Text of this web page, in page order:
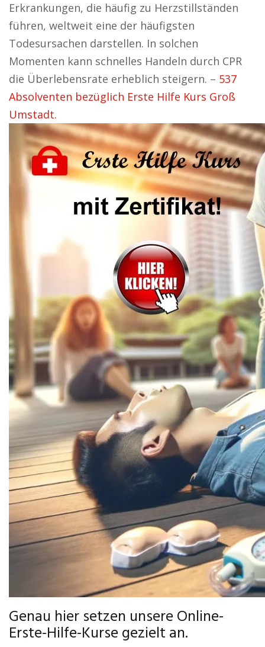
Erkrankungen, die häufig zu Herzstillständen
führen, weltweit eine der häufigsten
Todesursachen darstellen. In solchen
Momenten kann schnelles Handeln durch CPR
die Überlebensrate erheblich steigern. – 537
Absolventen bezüglich Erste Hilfe Kurs Groß
Umstadt.
Genau hier setzen unsere Online-
Erste-Hilfe-Kurse gezielt an.